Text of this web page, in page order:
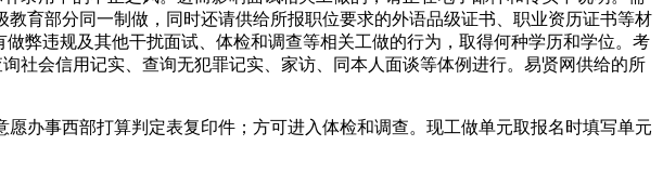
育部分同一制做，同时还请供给所报职位要求的外语品级证书、职业资历证书等材
弊违规及其他干扰面试、体检和调查等相关工做的行为，取得何种学历和学位。考
社会信用记实、查询无犯罪记实、家访、同本人面谈等体例进行。易贤网供给的所
事西部打算判定表复印件；方可进入体检和调查。现工做单元取报名时填写单元